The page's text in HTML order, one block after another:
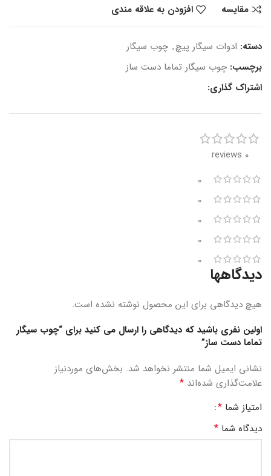
مقایسه
افزودن به علاقه مندی
دسته: ادوات سیگار پیچ, چوب سیگار
برچسب: چوب سیگار تماما دست ساز
اشتراک گذاری:
0 reviews
0
0
0
0
0
دیدگاهها
هیچ دیدگاهی برای این محصول نوشته نشده است.
اولین نفری باشید که دیدگاهی را ارسال می کنید برای “چوب سیگار
تماما دست ساز”
نشانی ایمیل شما منتشر نخواهد شد. بخش‌های موردنیاز
علامت‌گذاری شده‌اند *
امتیاز شما *
دیدگاه شما *